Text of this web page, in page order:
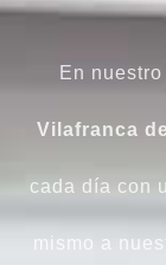
En nuestro
Vilafranca
cada día con
mismo a